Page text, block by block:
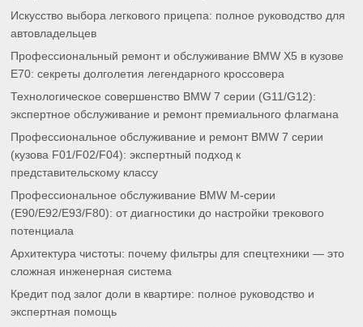
Искусство выбора легкового прицепа: полное руководство для
автовладельцев
Профессиональный ремонт и обслуживание BMW X5 в кузове
E70: секреты долголетия легендарного кроссовера
Технологическое совершенство BMW 7 серии (G11/G12):
экспертное обслуживание и ремонт премиального флагмана
Профессиональное обслуживание и ремонт BMW 7 серии
(кузова F01/F02/F04): экспертный подход к
представительскому классу
Профессиональное обслуживание BMW M-серии
(E90/E92/E93/F80): от диагностики до настройки трекового
потенциала
Архитектура чистоты: почему фильтры для спецтехники — это
сложная инженерная система
Кредит под залог доли в квартире: полное руководство и
экспертная помощь